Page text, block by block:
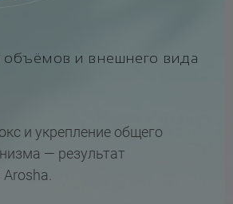
объёмов и внешнего вида
и укрепление общего
— результат